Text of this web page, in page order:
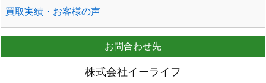
買取実績・お客様の声
お問合わせ先
株式会社イーライフ